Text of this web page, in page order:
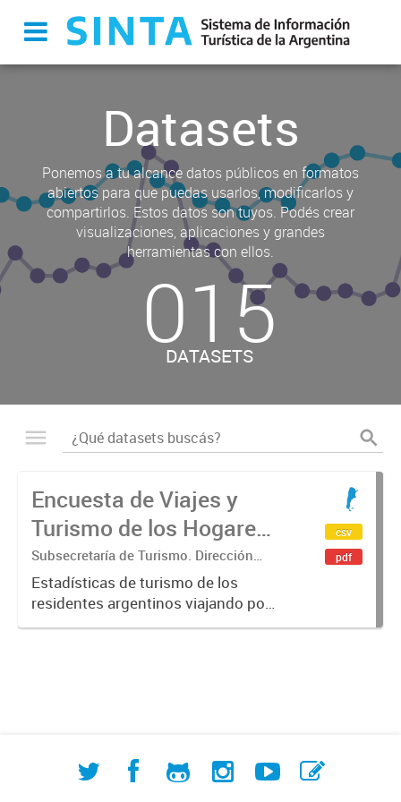
Datasets
Ponemos a tu alcance datos públicos en formatos
abiertos para que puedas usarlos, modificarlos y
compartirlos. Estos datos son tuyos. Podés crear
visualizaciones, aplicaciones y grandes
herramientas con ellos.
015
DATASETS
Encuesta de Viajes y
Turismo de los Hogares
(EVyTH)
Subsecretaría de Turismo. Dirección
Nacional de Mercados y Estadística
Estadísticas de turismo de los
residentes argentinos viajando por
Argentina en base a los datos de la
csv
pdf